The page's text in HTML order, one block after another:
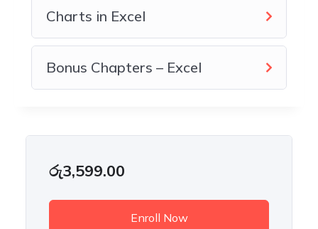
Charts in Excel
Bonus Chapters – Excel
රු3,599.00
Enroll Now